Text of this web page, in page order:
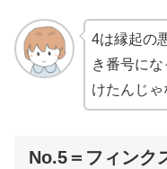
4は縁起の
き番号に
けたんじゃ
No.5＝フィンク